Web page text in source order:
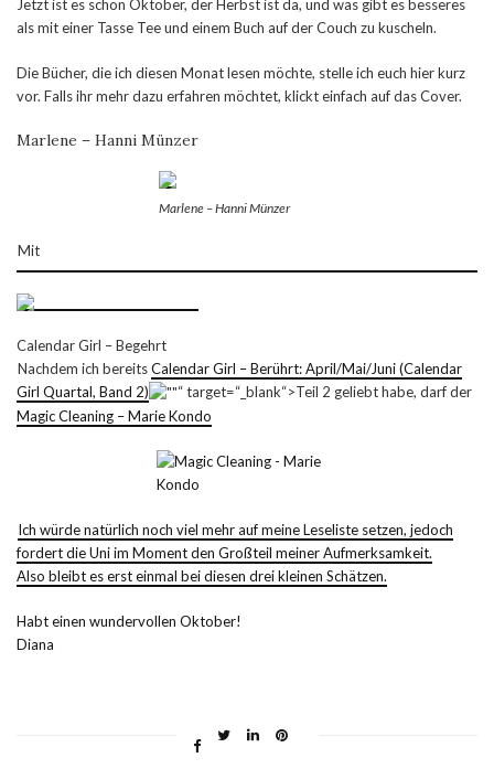
Jetzt ist es schon Oktober, der Herbst ist da, und was gibt es besseres
als mit einer Tasse Tee und einem Buch auf der Couch zu kuscheln.
Die Bücher, die ich diesen Monat lesen möchte, stelle ich euch hier kurz
vor. Falls ihr mehr dazu erfahren möchtet, klickt einfach auf das Cover.
Marlene – Hanni Münzer
Marlene – Hanni Münzer
Mit
Calendar Girl – Begehrt
Nachdem ich bereitsCalendar Girl – Berührt: April/Mai/Juni (Calendar
Girl Quartal, Band 2)
“ target=“_blank“>Teil 2 geliebt habe, darf der
Magic Cleaning – Marie Kondo
Ich würde natürlich noch viel mehr auf meine Leseliste setzen, jedoch
fordert die Uni im Moment den Großteil meiner Aufmerksamkeit.
Also bleibt es erst einmal bei diesen drei kleinen Schätzen.
Habt einen wundervollen Oktober!
Diana